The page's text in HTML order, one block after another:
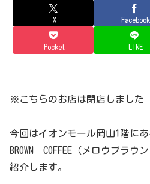
X Facebook
Pocket LINE
※こちらのお店は閉店しました
今回はイオンモール岡山1階にあ
BROWN COFFEE（メロウブラ
紹介します。